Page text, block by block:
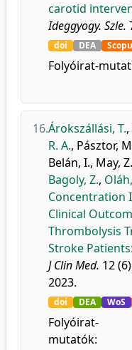
carotid
Ideggyogy. Szle.
doi DEA
Folyóirat-
16.Árokszállási, T.,
R. A., Pásztor,
Belán, I., May, Z.
Bagoly, Z.,
Concentration
Clinical
Thrombolysis
Stroke
J Clin Med. 12
2023.
doi DEA WoS
Folyóirat-
mutatók: